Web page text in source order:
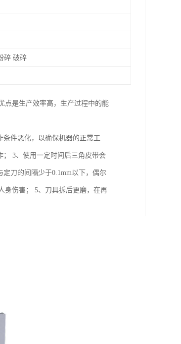
碎 破碎
点是生产效率高，生产过程中的能
件恶化，以确保机器的正常工
3、使用一定时间后三角皮带会
刀的间隔少于0.1mm以下，偶尔
身伤害； 5、刀具拆后更磨，在再